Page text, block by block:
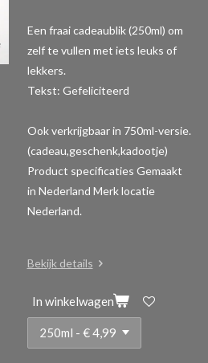
Een fraai cadeaublik (250ml) om
zelf te vullen met iets leuks of
lekkers.
Tekst: Gefeliciteerd
Ook verkrijgbaar in 750ml-versie.
(cadeau,geschenk,kadootje)
Product specificaties Gemaakt
in Nederland Merk locatie
Nederland.
Bekijk details
In winkelwagen